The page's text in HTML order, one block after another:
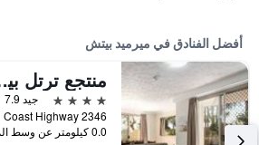
أفضل الفنادق في ميرميد بيتش
4 نجوم
جيد 7.9
0.0 كيلومتر عن وسط المدينة